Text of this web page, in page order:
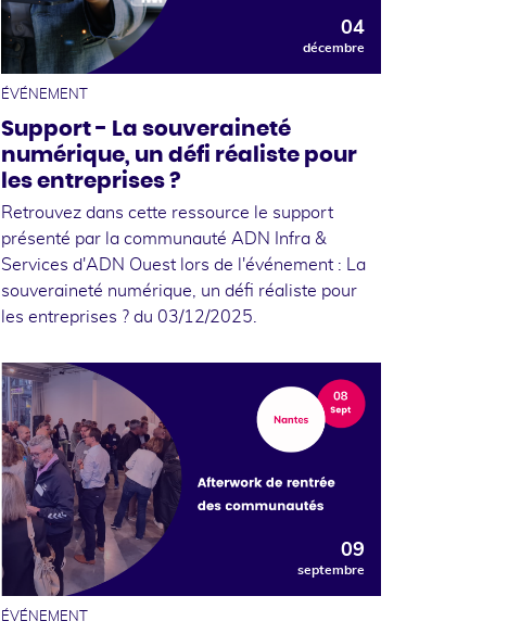
04
décembre
ÉVÉNEMENT
Support - La souveraineté
numérique, un défi réaliste pour
les entreprises ?
Retrouvez dans cette ressource le support
présenté par la communauté ADN Infra &
Services d'ADN Ouest lors de l'événement : La
souveraineté numérique, un défi réaliste pour
les entreprises ? du 03/12/2025.
09
septembre
ÉVÉNEMENT